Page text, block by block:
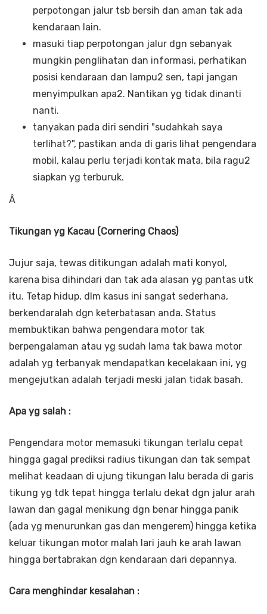
perpotongan jalur tsb bersih dan aman tak ada
kendaraan lain.
masuki tiap perpotongan jalur dgn sebanyak
mungkin penglihatan dan informasi, perhatikan
posisi kendaraan dan lampu2 sen, tapi jangan
menyimpulkan apa2. Nantikan yg tidak dinanti
nanti.
tanyakan pada diri sendiri "sudahkah saya
terlihat?", pastikan anda di garis lihat pengendara
mobil, kalau perlu terjadi kontak mata, bila ragu2
siapkan yg terburuk.
Â
Tikungan yg Kacau (Cornering Chaos)
Jujur saja, tewas ditikungan adalah mati konyol,
karena bisa dihindari dan tak ada alasan yg pantas utk
itu. Tetap hidup, dlm kasus ini sangat sederhana,
berkendaralah dgn keterbatasan anda. Status
membuktikan bahwa pengendara motor tak
berpengalaman atau yg sudah lama tak bawa motor
adalah yg terbanyak mendapatkan kecelakaan ini, yg
mengejutkan adalah terjadi meski jalan tidak basah.
Apa yg salah :
Pengendara motor memasuki tikungan terlalu cepat
hingga gagal prediksi radius tikungan dan tak sempat
melihat keadaan di ujung tikungan lalu berada di garis
tikung yg tdk tepat hingga terlalu dekat dgn jalur arah
lawan dan gagal menikung dgn benar hingga panik
(ada yg menurunkan gas dan mengerem) hingga ketika
keluar tikungan motor malah lari jauh ke arah lawan
hingga bertabrakan dgn kendaraan dari depannya.
Cara menghindar kesalahan :